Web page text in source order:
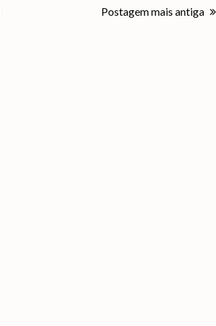
Postagem mais antiga